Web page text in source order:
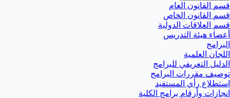
قسم القانون العام
قسم القانون الخاص
قسم العلاقات الدولية
أعضاء هيئة التدريس
البرامج
اللجان العلمية
الدليل التعريفي للبرامج
توصيف مقررات البرامج
استطلاع رأي المستفيد
انجازات وأرقام برامج الكلية